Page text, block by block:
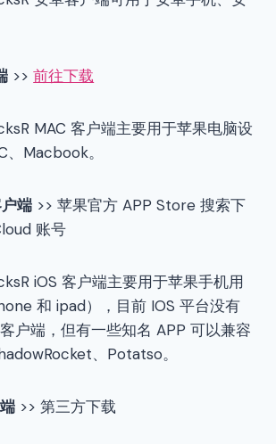
>>前往下载
MAC 客户端主要用于苹果电脑设
、Macbook。
端 >> 苹果官方 APP Store 搜索下
账号
iOS 客户端主要用于苹果手机用
和 ipad），目前 IOS 平台没有
户端，但有一些知名 APP 可以兼容
、Potatso。
>> 第三方下载